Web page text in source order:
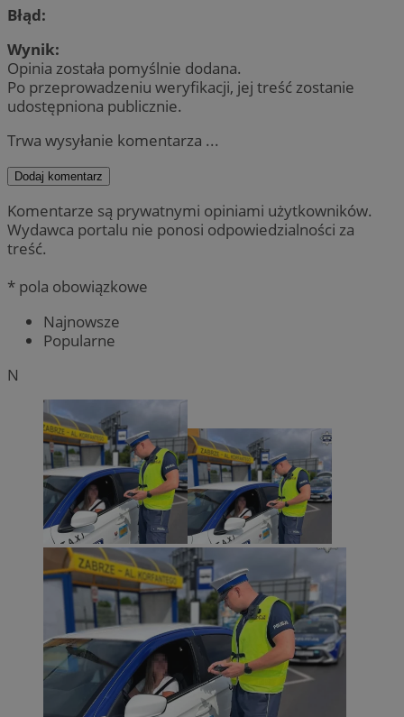
Błąd:
Wynik:
Opinia została pomyślnie dodana.
Po przeprowadzeniu weryfikacji, jej treść zostanie
udostępniona publicznie.
Trwa wysyłanie komentarza ...
Dodaj komentarz
Komentarze są prywatnymi opiniami użytkowników.
Wydawca portalu nie ponosi odpowiedzialności za
treść.
* pola obowiązkowe
Najnowsze
Popularne
N